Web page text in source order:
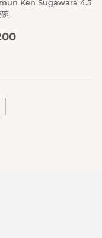
Ken Sugawara 4.5